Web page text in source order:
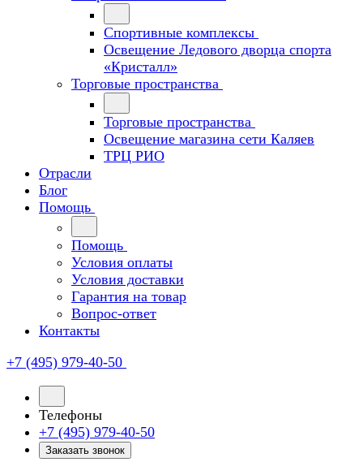
Спортивные комплексы
Освещение Ледового дворца спорта
«Кристалл»
Торговые пространства
Торговые пространства
Освещение магазина сети Каляев
ТРЦ РИО
Отрасли
Блог
Помощь
Помощь
Условия оплаты
Условия доставки
Гарантия на товар
Вопрос-ответ
Контакты
+7 (495) 979-40-50
Телефоны
+7 (495) 979-40-50
Заказать звонок